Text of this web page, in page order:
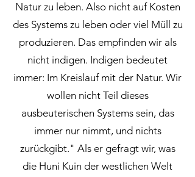
Natur zu leben. Also nicht auf Kosten
des Systems zu leben oder viel Müll zu
produzieren. Das empfinden wir als
nicht indigen. Indigen bedeutet
immer: Im Kreislauf mit der Natur. Wir
wollen nicht Teil dieses
ausbeuterischen Systems sein, das
immer nur nimmt, und nichts
zurückgibt." Als er gefragt wir, was
die Huni Kuin der westlichen Welt